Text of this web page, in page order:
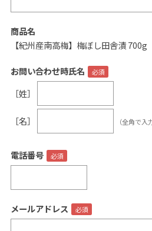
お問い合わせ
0120-12-
【営業時間】8:30～
休業日：日曜・祝日／土
お問い合わせフォー
商品名
【紀州産南高梅】梅ぼし田舎漬 700g
お問い合わせ時氏名
［姓］
［名］ （全角で入
電話番号
メールアドレス